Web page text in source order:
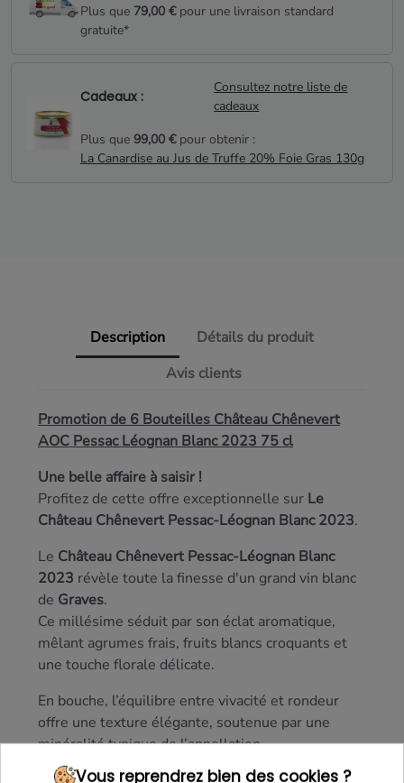
Plus que 79,00 €pour une livraison standard
gratuite*
Cadeaux :
Consultez notre liste de
cadeaux
Plus que 99,00 €pour obtenir :
La Canardise au Jus de Truffe 20% Foie Gras 130g
Description
Détails du produit
Avis clients
Promotion de 6 Bouteilles Château Chênevert
AOC Pessac Léognan Blanc 2023 75 cl
Une belle affaire à saisir !
Profitez de cette offre exceptionnelle sur Le
Château Chênevert Pessac-Léognan Blanc 2023.
Le Château Chênevert Pessac-Léognan Blanc
2023 révèle toute la finesse d'un grand vin blanc
de Graves.
Ce millésime séduit par son éclat aromatique,
mêlant agrumes frais, fruits blancs croquants et
une touche florale délicate.
En bouche, l’équilibre entre vivacité et rondeur
offre une texture élégante, soutenue par une
minéralité typique de l’appellation.
Pur, précis et rafraîchissant, ce 2023 se déguste
Vous reprendrez bien des cookies ?